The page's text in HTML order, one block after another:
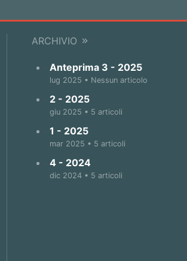
ARCHIVIO
Anteprima 3 - 2025
lug 2025 • Nessun articolo
2 - 2025
giu 2025 • 5 articoli
1 - 2025
mar 2025 • 5 articoli
4 - 2024
dic 2024 • 5 articoli